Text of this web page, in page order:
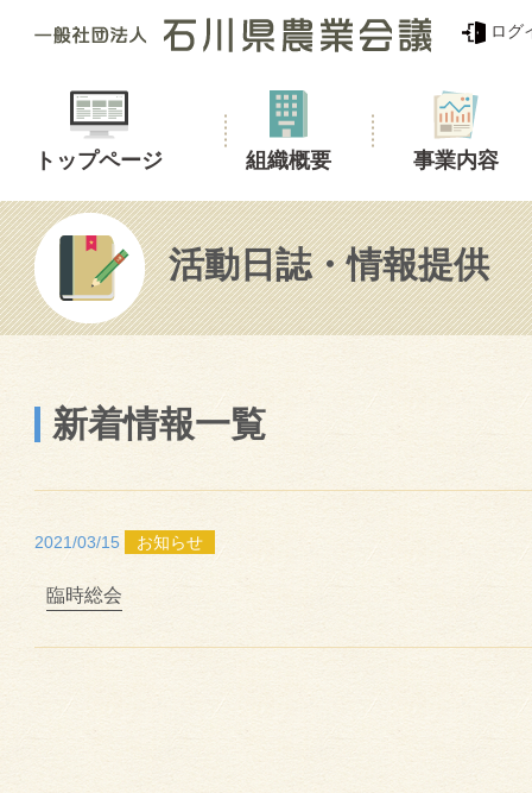
ログ
トップページ 組織概要 事業内容
活動日誌・情報提供
新着情報一覧
2021/03/15 お知らせ
臨時総会